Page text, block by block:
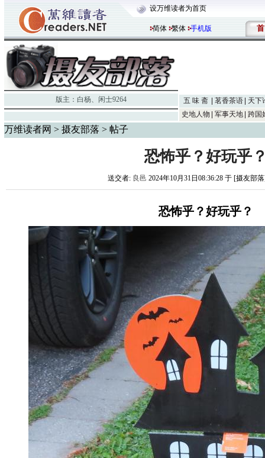
设万维读者为首页
简体 繁体 手机版 首
版主： 白杨、 闲士9264 五 味 斋 茗香茶语
天下
史地人物
军事天地 跨国
万维读者网 > 摄友部落 > 帖子
恐怖乎？好玩乎
送交者: 良邑 2024年10月31日08:36:28 于 [摄友部
恐怖乎？好玩乎？